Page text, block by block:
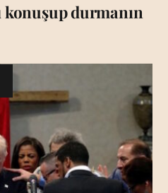
konuşup durmanın